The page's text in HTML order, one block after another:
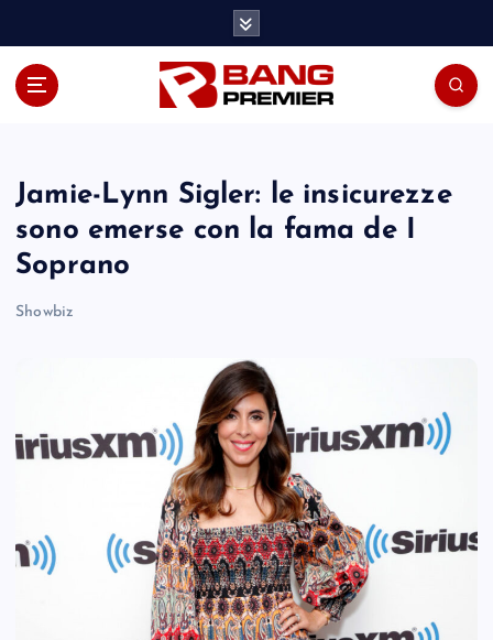
Jamie-Lynn Sigler: le insicurezze
sono emerse con la fama de I
Soprano
Showbiz